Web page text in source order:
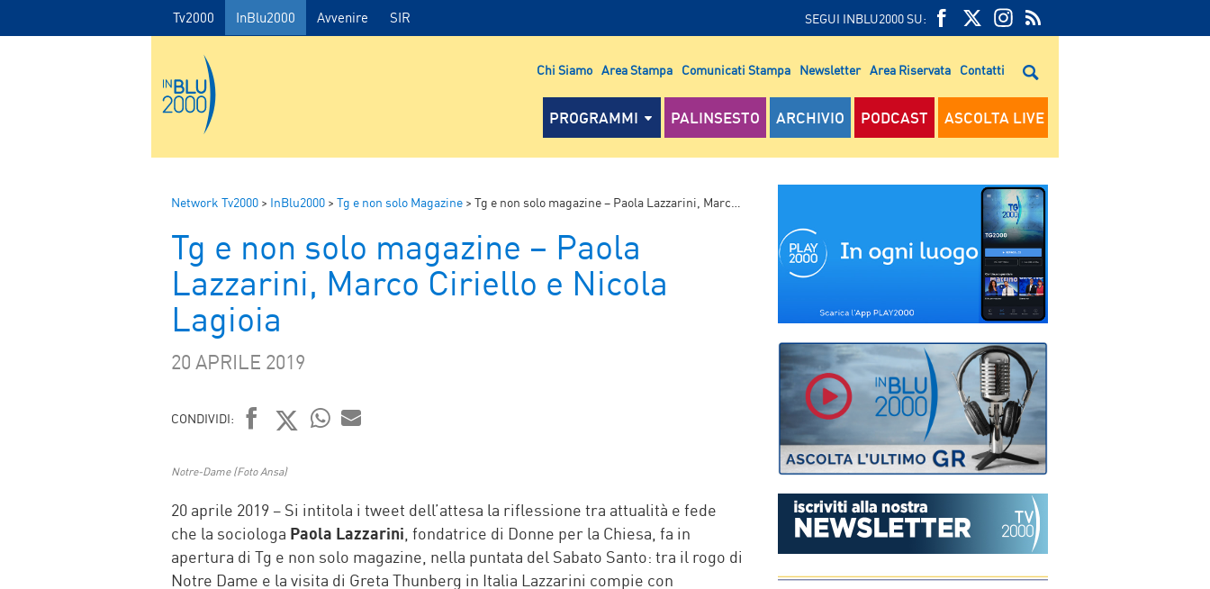
Tv2000 InBlu2000 Avvenire SIR SEGUI INBLU2000 SU:
FEED
RSS
RSS
Chi Siamo Area Stampa Comunicati Stampa Newsletter Area Riservata Contatti
PROGRAMMI PALINSESTO ARCHIVIO PODCAST ASCOLTA LIVE
Network Tv2000 > InBlu2000 > Tg e non solo Magazine > Tg e non solo magazine – Paola Lazzarini, Marco Ciriello e Nicola Lagioia
Tg e non solo magazine – Paola
Lazzarini, Marco Ciriello e Nicola
Lagioia
20 APRILE 2019
CONDIVIDI:
Notre-Dame (Foto Ansa)
20 aprile 2019 – Si intitola i tweet dell’attesa la riflessione tra attualità e fede
che la sociologa Paola Lazzarini , fondatrice di Donne per la Chiesa, fa in
apertura di Tg e non solo magazine, nella puntata del Sabato Santo: tra il rogo di
Notre Dame e la visita di Greta Thunberg in Italia Lazzarini compie con